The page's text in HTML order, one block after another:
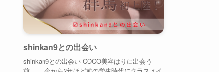
shinkan9との出会い
shinkan9との出会い COCO美容はりに出会う